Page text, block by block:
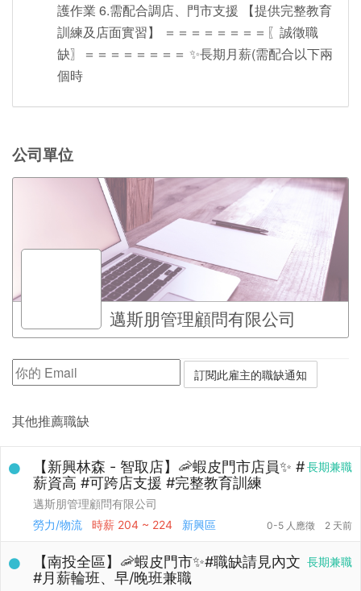
護作業 6.需配合調店、門市支援 【提供完整教育
訓練及店面實習】 ＝＝＝＝＝＝＝＝〖誠徵職
缺〗＝＝＝＝＝＝＝＝ ✨長期月薪(需配合以下兩
個時
公司單位
邁斯朋管理顧問有限公司
其他推薦職缺
長期兼職
【新興林森 - 智取店】🦐蝦皮門市店員✨ #
薪資高 #可跨店支援 #完整教育訓練
邁斯朋管理顧問有限公司
勞力/物流
時薪 204 ~ 224 新興區 0-5 人應徵 2 天前
長期兼職
【南投全區】🦐蝦皮門市✨#職缺請見內文
#月薪輪班、早/晚班兼職